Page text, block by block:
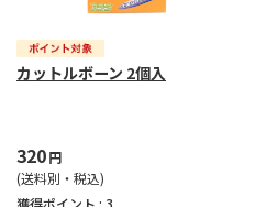
カットルボーン 2個入
320円
(送料別・税込)
獲得ポイント : 3